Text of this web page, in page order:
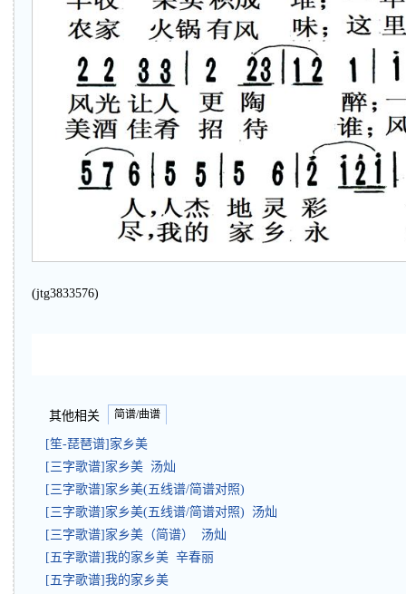
(jtg3833576)
其他相关 简谱/曲谱
[笙-琵琶谱]家乡美
[三字歌谱]家乡美 汤灿
[三字歌谱]家乡美(五线谱/简谱对照)
[三字歌谱]家乡美(五线谱/简谱对照) 汤灿
[三字歌谱]家乡美（简谱） 汤灿
[五字歌谱]我的家乡美 辛春丽
[五字歌谱]我的家乡美